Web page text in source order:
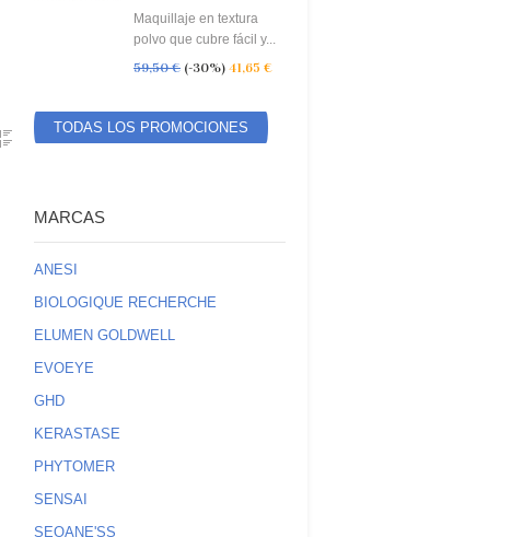
Maquillaje en textura
polvo que cubre fácil y...
59,50 € (-30%) 41,65 €
TODAS LOS PROMOCIONES
MARCAS
ANESI
BIOLOGIQUE RECHERCHE
ELUMEN GOLDWELL
EVOEYE
GHD
KERASTASE
PHYTOMER
SENSAI
SEOANE'SS